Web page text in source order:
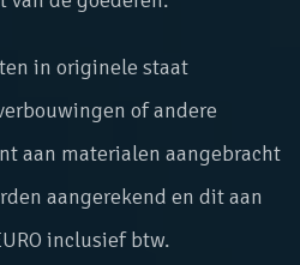
in originele staat
of andere
aan materialen aangebracht
aangerekend en dit aan
inclusief btw.